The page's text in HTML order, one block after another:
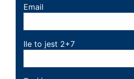
Email
Ile to jest 2+7